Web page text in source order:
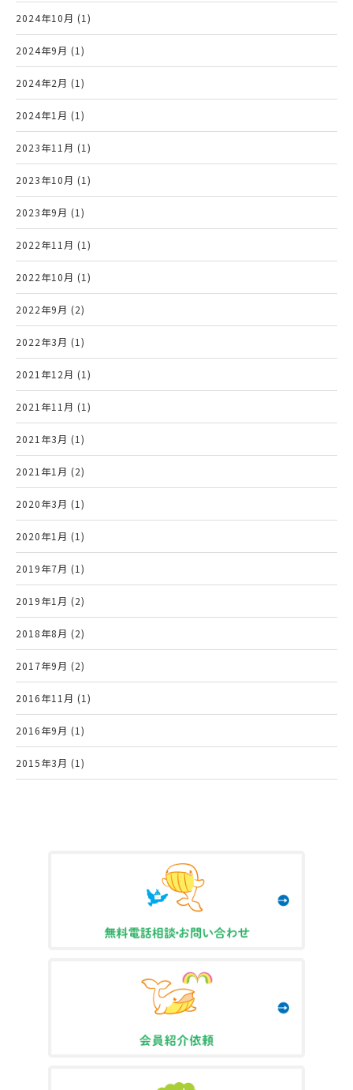
2024年10月 (1)
2024年9月 (1)
2024年2月 (1)
2024年1月 (1)
2023年11月 (1)
2023年10月 (1)
2023年9月 (1)
2022年11月 (1)
2022年10月 (1)
2022年9月 (2)
2022年3月 (1)
2021年12月 (1)
2021年11月 (1)
2021年3月 (1)
2021年1月 (2)
2020年3月 (1)
2020年1月 (1)
2019年7月 (1)
2019年1月 (2)
2018年8月 (2)
2017年9月 (2)
2016年11月 (1)
2016年9月 (1)
2015年3月 (1)